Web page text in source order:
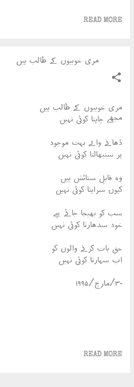
READ MORE
مری خوبیوں کے طالب ہیں
مری خوبیوں کے طالب ہیں
مجھے چاہتا کوئی نہیں
ڈھانے والے بہت موجود
پر سنبھالتا کوئی نہیں
وہ قابلِ ستائش ہیں
کیوں سراہتا کوئی نہیں
سب کو بھیجا جائے ہے
خود سدھارتا کوئی نہیں
حق بات کرنے والوں کو
اب سہارتا کوئی نہیں
۳۰/مارچ/۱۹۹۵
READ MORE